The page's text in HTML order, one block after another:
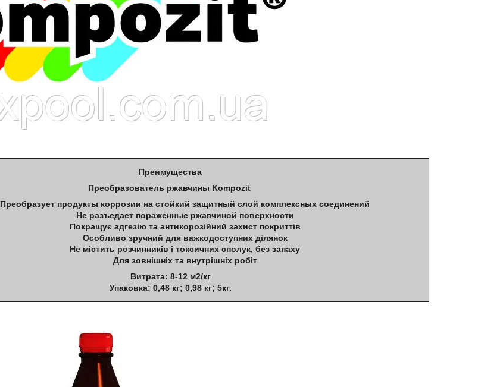
Преимущества
Преобразователь ржавчины Kompozit
Преобразует продукты коррозии на стойкий защитный слой комплексных соединений
Не разъедает пораженные ржавчиной поверхности
Покращує адгезію та антикорозійний захист покриттів
Особливо зручний для важкодоступних ділянок
Не містить розчинників і токсичних сполук, без запаху
Для зовнішніх та внутрішніх робіт
Витрата: 8-12 м2/кг
Упаковка: 0,48 кг; 0,98 кг; 5кг.